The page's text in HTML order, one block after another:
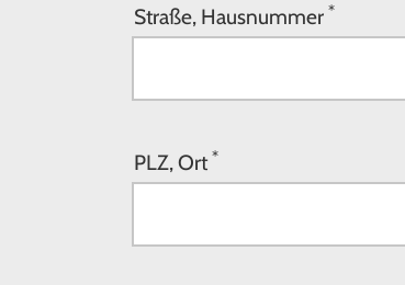
Straße, Hausnummer*
PLZ, Ort*